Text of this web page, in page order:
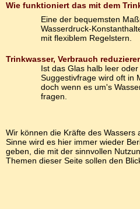
Wie funktioniert das mit dem
Eine der bequemsten
Wasserdruck-
mit flexiblem Regelstern.
Trinkwasser, Verbrauch
Ist das Glas halb leer
Suggestivfrage wird oft in
doch wenn es um's
fragen.
Wir können die Kräfte des
Sinne wird es hier immer wieder
geben, die mit der sinnvollen
Themen dieser Seite sollen den